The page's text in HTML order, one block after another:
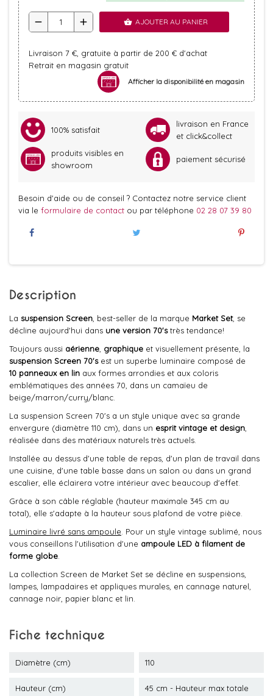
remove add shopping_basket AJOUTER AU PANIER
Livraison 7 €, gratuite à partir de 200 € d'achat
Retrait en magasin gratuit
Afficher la disponibilité en magasin
100% satisfait
livraison en France
et click&collect
produits visibles en
showroom
paiement sécurisé
Besoin d'aide ou de conseil ? Contactez notre service client
via le formulaire de contact ou par téléphone 02 28 07 39 80
Description
La suspension Screen , best-seller de la marque Market Set, se
décline aujourd'hui dans une version 70'strès tendance!
Toujours aussi aérienne graphique et visuellement présente, la
suspension Screen 70'sest un superbe luminaire composé de
10 panneaux en lin aux formes arrondies et aux coloris
emblématiques des années 70, dans un camaïeu de
beige/marron/curry/blanc.
La suspension Screen 70's a un style unique avec sa grande
envergure (diamètre 110 cm), dans un espritvintage et design
réalisée dans des matériaux naturels très actuels.
Installée au dessus d'une table de repas, d'un plan de travail dans
une cuisine, d'une table basse dans un salon ou dans un grand
escalier, elle éclairera votre intérieur avec beaucoup d'effet.
Grâce à son câble réglable (hauteur maximale 345 cm au
total), elle s'adapte à la hauteur sous plafond de votre pièce.
Luminaire livré sans ampoule . Pour un style vintage sublimé, nous
vous conseillons l'utilisation d'une ampoule LED à filament de
forme globe
La collection Screen de Market Set se décline en suspensions,
lampes, lampadaires et appliques murales, en cannage naturel,
cannage noir, papier blanc et lin.
Fiche technique
Diamètre (cm) 110
Hauteur (cm)
45 cm - Hauteur max totale